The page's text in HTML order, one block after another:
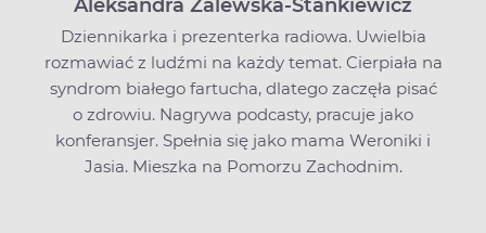
Aleksandra Zalewska-Stankiewicz
Dziennikarka i prezenterka radiowa. Uwielbia
rozmawiać z ludźmi na każdy temat. Cierpiała na
syndrom białego fartucha, dlatego zaczęła pisać
o zdrowiu. Nagrywa podcasty, pracuje jako
konferansjer. Spełnia się jako mama Weroniki i
Jasia. Mieszka na Pomorzu Zachodnim.